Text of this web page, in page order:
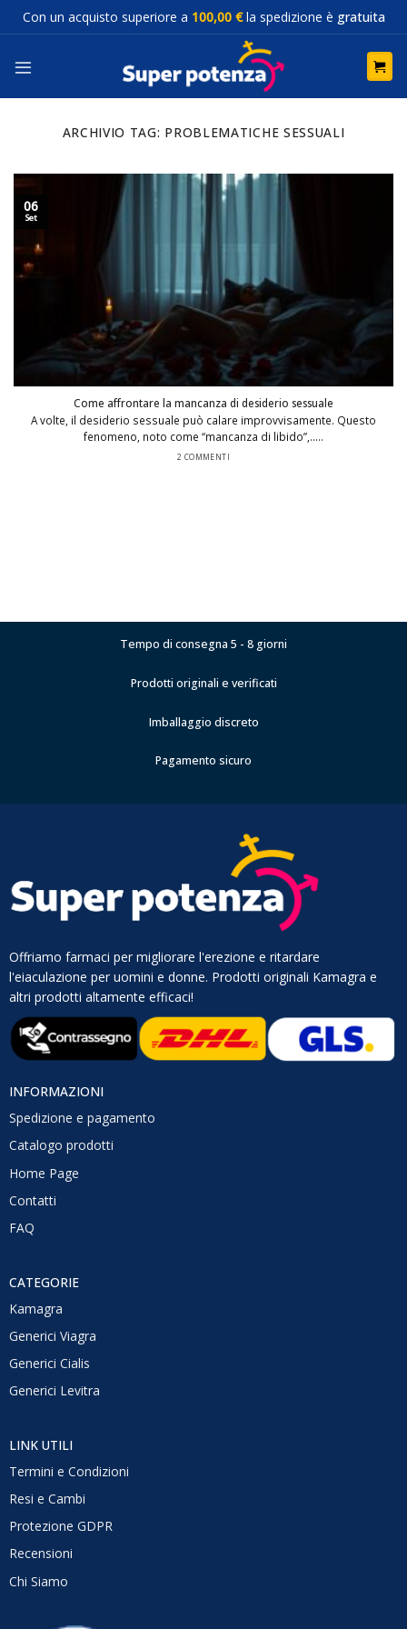
SaltaCon un acquisto superiore a 100,00 €la spedizione è gratuita
ARCHIVIO TAG: PROBLEMATICHE SESSUALI
Come affrontare la mancanza di desiderio sessuale
A volte, il desiderio sessuale può calare improvvisamente. Questo
fenomeno, noto come “mancanza di libido”,.....
2 COMMENTI
06
Set
Tempo di consegna 5 - 8 giorni
Prodotti originali e verificati
Imballaggio discreto
Pagamento sicuro
Offriamo farmaci per migliorare l'erezione e ritardare
l'eiaculazione per uomini e donne. Prodotti originali Kamagra e
altri prodotti altamente efficaci!
INFORMAZIONI
Spedizione e pagamento
Catalogo prodotti
Home Page
Contatti
FAQ
CATEGORIE
Kamagra
Generici Viagra
Generici Cialis
Generici Levitra
LINK UTILI
Termini e Condizioni
Resi e Cambi
Protezione GDPR
Recensioni
Chi Siamo